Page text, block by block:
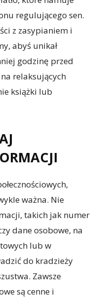
regulującego sen.
z zasypianiem i
abyś unikał
godzinę przed
relaksujących
książki lub
ważna. Nie
takich jak numer
dane osobowe, na
lub w
do kradzieży
Zawsze
są cenne i